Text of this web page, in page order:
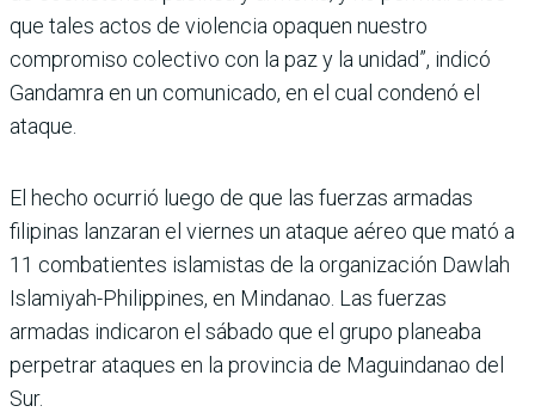
que tales actos de violencia opaquen nuestro
compromiso colectivo con la paz y la unidad”, indicó
Gandamra en un comunicado, en el cual condenó el
ataque.
El hecho ocurrió luego de que las fuerzas armadas
filipinas lanzaran el viernes un ataque aéreo que mató a
11 combatientes islamistas de la organización Dawlah
Islamiyah-Philippines, en Mindanao. Las fuerzas
armadas indicaron el sábado que el grupo planeaba
perpetrar ataques en la provincia de Maguindanao del
Sur.